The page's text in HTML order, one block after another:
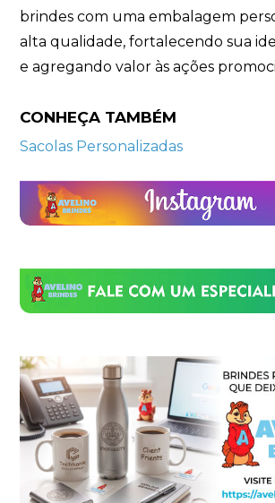
brindes com uma embalagem
alta qualidade, fortalecendo sua
e agregando valor às ações
CONHEÇA TAMBÉM
Sacolas Personalizadas